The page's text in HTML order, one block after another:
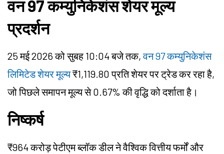
वन 97 कम्युनिकेशंस शेयर मूल्य
प्रदर्शन
25 मई 2026 को सुबह 10:04 बजे तक,वन 97 कम्युनिकेशंस
लिमिटेड शेयर मूल्य₹1,119.80 प्रति शेयर पर ट्रेड कर रहा है,
जो पिछले समापन मूल्य से 0.67% की वृद्धि को दर्शाता है।
निष्कर्ष
₹964 करोड़ पेटीएम ब्लॉक डील ने वैश्विक वित्तीय फर्मों और